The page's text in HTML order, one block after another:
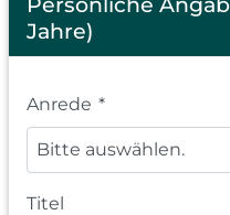
Jahre)
Anrede *
Bitte auswählen.
Titel